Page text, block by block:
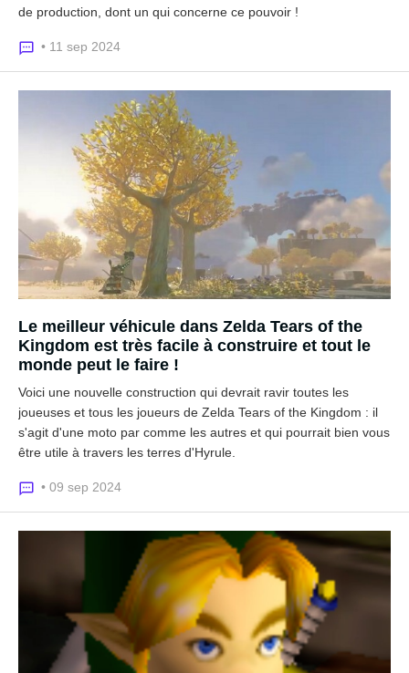
de production, dont un qui concerne ce pouvoir !
• 11 sep 2024
Le meilleur véhicule dans Zelda Tears of the
Kingdom est très facile à construire et tout le
monde peut le faire !
Voici une nouvelle construction qui devrait ravir toutes les
joueuses et tous les joueurs de Zelda Tears of the Kingdom : il
s'agit d'une moto par comme les autres et qui pourrait bien vous
être utile à travers les terres d'Hyrule.
• 09 sep 2024